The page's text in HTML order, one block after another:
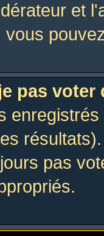
et
pas voter
pas